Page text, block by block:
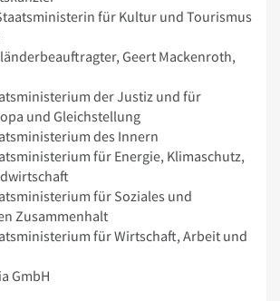
für Kultur und Tourismus
Geert Mackenroth,
der Justiz und für
und Gleichstellung
des Innern
für Energie, Klimaschutz,
für Soziales und
Zusammenhalt
für Wirtschaft, Arbeit und
GmbH